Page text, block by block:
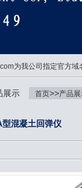
为我公司指定官方
展示 首页>>产品展
混凝土回弹仪